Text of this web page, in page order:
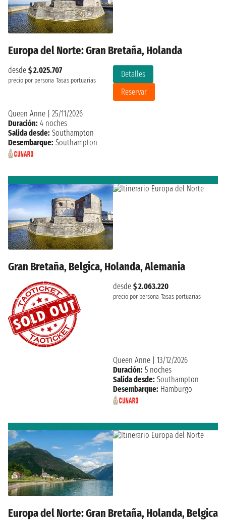
Europa del Norte: Gran Bretaña, Holanda
desde $ 2.025.707
precio por persona Tasas portuarias
Detalles
Reservar
Queen Anne
25/11/2026
Duración: 4 noches
Salida desde: Southampton
Desembarque: Southampton
Gran Bretaña, Belgica, Holanda, Alemania
desde $ 2.063.220
precio por persona Tasas portuarias
Queen Anne
13/12/2026
Duración: 5 noches
Salida desde: Southampton
Desembarque: Hamburgo
Europa del Norte: Gran Bretaña, Holanda, Belgica